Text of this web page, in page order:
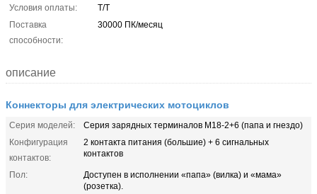
Условия оплаты:
Т/Т
Поставка
способности:
30000 ПК/месяц
описание
Коннекторы для электрических мотоциклов
Серия моделей:
Серия зарядных терминалов M18-2+6 (папа и гнездо)
Конфигурация
контактов:
2 контакта питания (большие) + 6 сигнальных
контактов
Пол:
Доступен в исполнении «папа» (вилка) и «мама»
(розетка).